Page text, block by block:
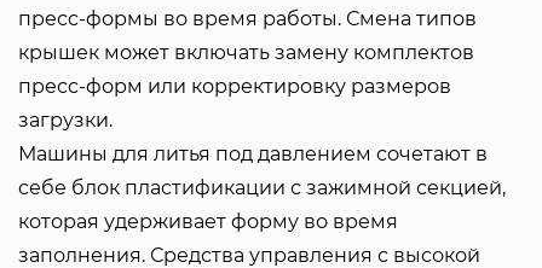
пресс-формы во время работы. Смена типов
крышек может включать замену комплектов
пресс-форм или корректировку размеров
загрузки.
Машины для литья под давлением сочетают в
себе блок пластификации с зажимной секцией,
которая удерживает форму во время
заполнения. Средства управления с высокой